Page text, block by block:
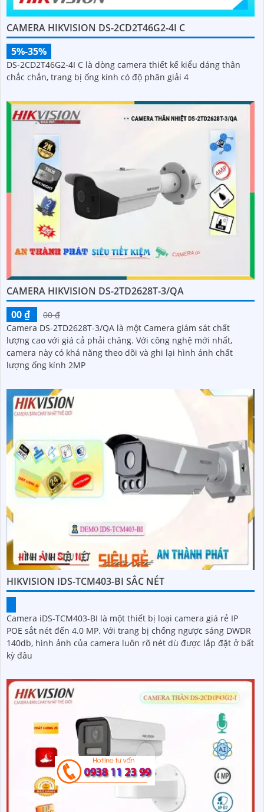
CAMERA HIKVISION DS-2CD2T46G2-4I C
5%-35%
DS-2CD2T46G2-4I C là dòng camera thiết kế kiểu dáng thân
chắc chắn, trang bị ống kính có độ phân giải 4
CAMERA HIKVISION DS-2TD2628T-3/QA
00 ₫
00 ₫
Camera DS-2TD2628T-3/QA là một Camera giám sát chất
lượng cao với giá cả phải chăng. Với công nghệ mới nhất,
camera này có khả năng theo dõi và ghi lại hình ảnh chất
lượng ống kính 2MP
HIKVISION IDS-TCM403-BI SẮC NÉT
Camera iDS-TCM403-BI là một thiết bị loại camera giá rẻ IP
POE sắt nét đến 4.0 MP. Với trang bị chống ngược sáng DWDR
140db, hình ảnh của camera luôn rõ nét dù được lắp đặt ở bất
kỳ đâu